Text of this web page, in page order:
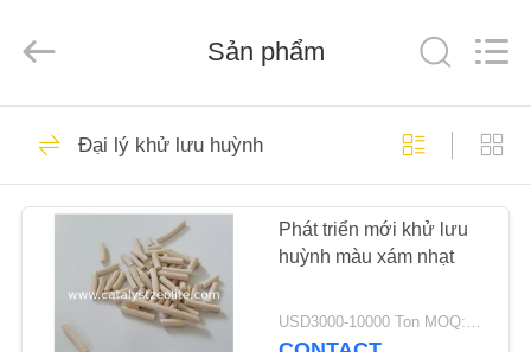
TRANG
CHỦ
PHẨM
CO.,LTD.
Xúc tác Zeolit
Sản phẩm
Đại lý khử lưu huỳnh
Phát triển mới khử lưu
huỳnh màu xám nhạt
USD3000-10000 Ton MOQ:1 kg